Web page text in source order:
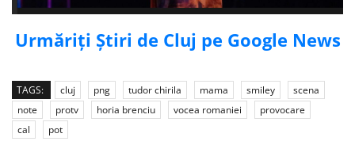
Urmăriți Știri de Cluj pe Google News
TAGS: cluj png tudor chirila mama smiley
scena
note
protv horia brenciu vocea romaniei
provocare
cal
pot